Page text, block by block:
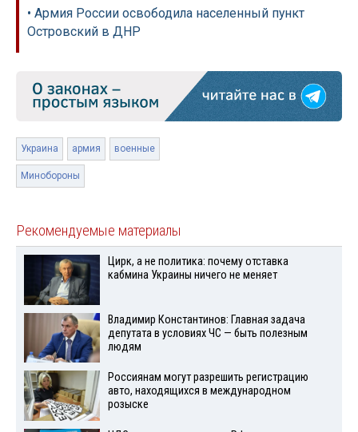
• Армия России освободила населенный пункт
Островский в ДНР
Украина армия военные
Минобороны
Рекомендуемые материалы
Цирк, а не политика: почему отставка
кабмина Украины ничего не меняет
Владимир Константинов: Главная задача
депутата в условиях ЧС — быть полезным
людям
Россиянам могут разрешить регистрацию
авто, находящихся в международном
розыске